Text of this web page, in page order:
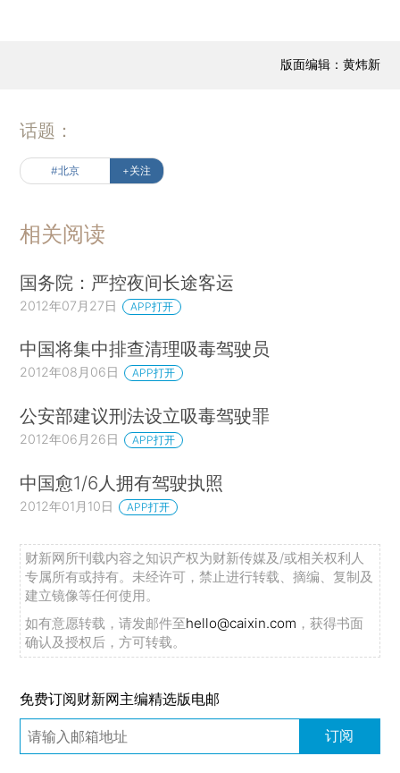
版面编辑：黄炜新
话题：
#北京 +关注
相关阅读
国务院：严控夜间长途客运
2012年07月27日 APP打开
中国将集中排查清理吸毒驾驶员
2012年08月06日 APP打开
公安部建议刑法设立吸毒驾驶罪
2012年06月26日 APP打开
中国愈1/6人拥有驾驶执照
2012年01月10日 APP打开
财新网所刊载内容之知识产权为财新传媒及/或相关权利人
专属所有或持有。未经许可，禁止进行转载、摘编、复制及
建立镜像等任何使用。
如有意愿转载，请发邮件至hello@caixin.com ，获得书面
确认及授权后，方可转载。
免费订阅财新网主编精选版电邮
订阅